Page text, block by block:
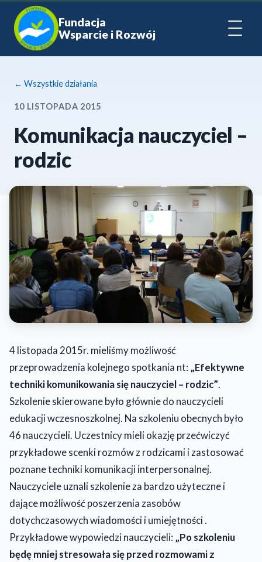
Fundacja
Wsparcie i Rozwój
← Wszystkie działania
10 LISTOPADA 2015
Komunikacja nauczyciel –
rodzic
4 listopada 2015r. mieliśmy możliwość
przeprowadzenia kolejnego spotkania nt: „Efektywne
techniki komunikowania się nauczyciel – rodzic”.
Szkolenie skierowane było głównie do nauczycieli
edukacji wczesnoszkolnej. Na szkoleniu obecnych było
46 nauczycieli. Uczestnicy mieli okazję przećwiczyć
przykładowe scenki rozmów z rodzicami i zastosować
poznane techniki komunikacji interpersonalnej.
Nauczyciele uznali szkolenie za bardzo użyteczne i
dające możliwość poszerzenia zasobów
dotychczasowych wiadomości i umiejętności .
Przykładowe wypowiedzi nauczycieli: „Po szkoleniu
będę mniej stresowała się przed rozmowami z